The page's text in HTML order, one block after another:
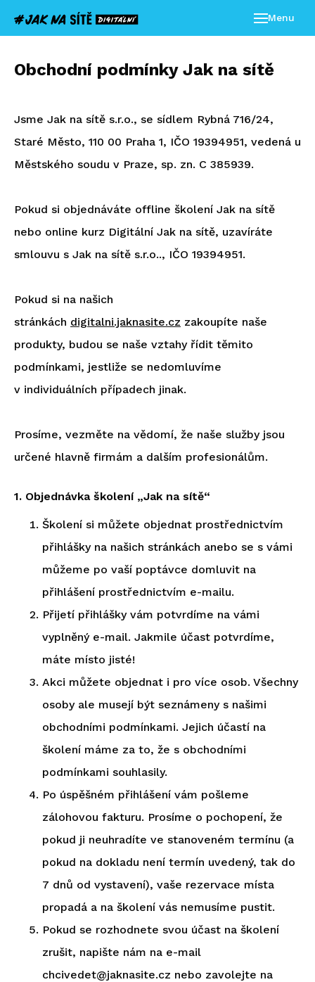
Menu
heslo
Obchodní podmínky Jak na sítě
Jsme Jak na sítě s.r.o., se sídlem Rybná 716/24,
Staré Město, 110 00 Praha 1, IČO 19394951, vedená u
Městského soudu v Praze, sp. zn. C 385939.
Pokud si objednáváte offline školení Jak na sítě
nebo online kurz Digitální Jak na sítě, uzavíráte
smlouvu s Jak na sítě s.r.o.., IČO 19394951.
Pokud si na našich
stránkách digitalni.jaknasite.cz zakoupíte naše
produkty, budou se naše vztahy řídit těmito
podmínkami, jestliže se nedomluvíme
v individuálních případech jinak.
Prosíme, vezměte na vědomí, že naše služby jsou
určené hlavně firmám a dalším profesionálům.
1. Objednávka školení „Jak na sítě“
Školení si můžete objednat prostřednictvím
přihlášky na našich stránkách anebo se s vámi
můžeme po vaší poptávce domluvit na
přihlášení prostřednictvím e-mailu.
Přijetí přihlášky vám potvrdíme na vámi
vyplněný e-mail. Jakmile účast potvrdíme,
máte místo jisté!
Akci můžete objednat i pro více osob. Všechny
osoby ale musejí být seznámeny s našimi
obchodními podmínkami. Jejich účastí na
školení máme za to, že s obchodními
podmínkami souhlasily.
Po úspěšném přihlášení vám pošleme
zálohovou fakturu. Prosíme o pochopení, že
pokud ji neuhradíte ve stanoveném termínu (a
pokud na dokladu není termín uvedený, tak do
7 dnů od vystavení), vaše rezervace místa
propadá a na školení vás nemusíme pustit.
Pokud se rozhodnete svou účast na školení
zrušit, napište nám na e-mail
chcivedet@jaknasite.cz nebo zavolejte na